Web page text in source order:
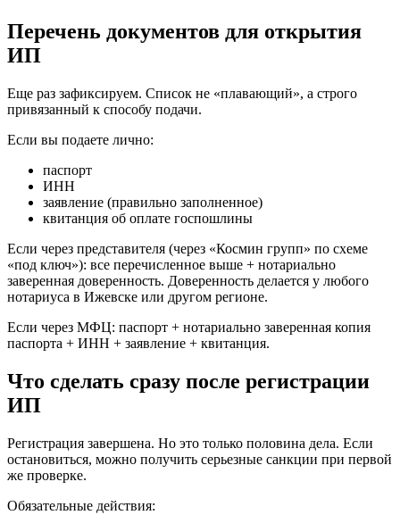
Перечень документов для открытия
ИП
Еще раз зафиксируем. Список не «плавающий», а строго
привязанный к способу подачи.
Если вы подаете лично:
паспорт
ИНН
заявление (правильно заполненное)
квитанция об оплате госпошлины
Если через представителя (через «Космин групп» по схеме
«под ключ»): все перечисленное выше + нотариально
заверенная доверенность. Доверенность делается у любого
нотариуса в Ижевске или другом регионе.
Если через МФЦ: паспорт + нотариально заверенная копия
паспорта + ИНН + заявление + квитанция.
Что сделать сразу после регистрации
ИП
Регистрация завершена. Но это только половина дела. Если
остановиться, можно получить серьезные санкции при первой
же проверке.
Обязательные действия: